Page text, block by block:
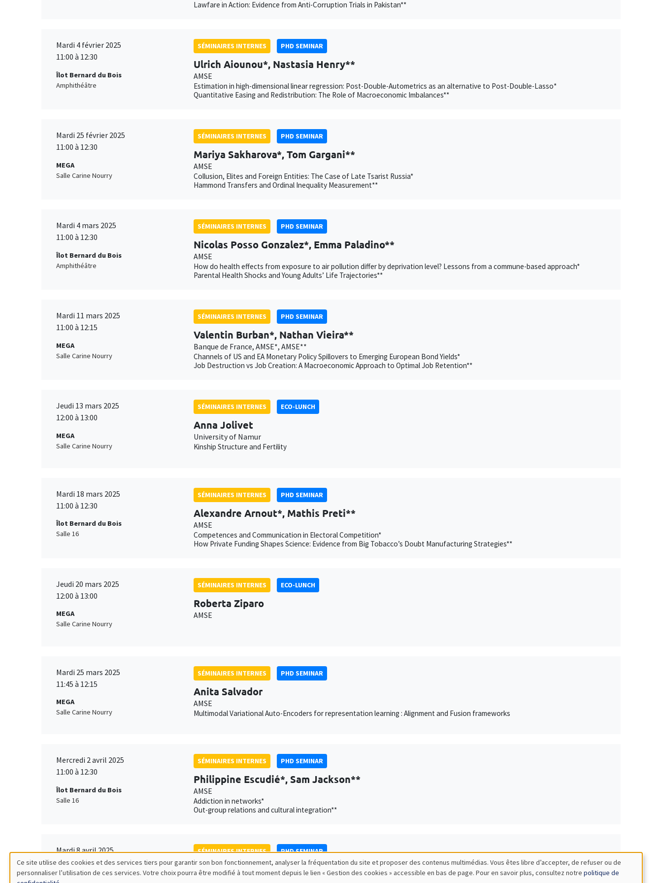
Lawfare in Action: Evidence from Anti-Corruption Trials in Pakistan**
Mardi 4 février 2025
11:00 à 12:30
Îlot Bernard du Bois
Amphithéâtre
SÉMINAIRES INTERNES PHD SEMINAR
Ulrich Aiounou*, Nastasia Henry**
AMSE
Estimation in high-dimensional linear regression: Post-Double-Autometrics as an alternative to Post-Double-Lasso*
Quantitative Easing and Redistribution: The Role of Macroeconomic Imbalances**
Mardi 25 février 2025
11:00 à 12:30
MEGA
Salle Carine Nourry
SÉMINAIRES INTERNES PHD SEMINAR
Mariya Sakharova*, Tom Gargani**
AMSE
Collusion, Elites and Foreign Entities: The Case of Late Tsarist Russia*
Hammond Transfers and Ordinal Inequality Measurement**
Mardi 4 mars 2025
11:00 à 12:30
Îlot Bernard du Bois
Amphithéâtre
SÉMINAIRES INTERNES PHD SEMINAR
Nicolas Posso Gonzalez*, Emma Paladino**
AMSE
How do health effects from exposure to air pollution differ by deprivation level? Lessons from a commune-based approach*
Parental Health Shocks and Young Adults’ Life Trajectories**
Mardi 11 mars 2025
11:00 à 12:15
MEGA
Salle Carine Nourry
SÉMINAIRES INTERNES PHD SEMINAR
Valentin Burban*, Nathan Vieira**
Banque de France, AMSE*, AMSE**
Channels of US and EA Monetary Policy Spillovers to Emerging European Bond Yields*
Job Destruction vs Job Creation: A Macroeconomic Approach to Optimal Job Retention**
Jeudi 13 mars 2025
12:00 à 13:00
MEGA
Salle Carine Nourry
SÉMINAIRES INTERNES ECO-LUNCH
Anna Jolivet
University of Namur
Kinship Structure and Fertility
Mardi 18 mars 2025
11:00 à 12:30
Îlot Bernard du Bois
Salle 16
SÉMINAIRES INTERNES PHD SEMINAR
Alexandre Arnout*, Mathis Preti**
AMSE
Competences and Communication in Electoral Competition*
How Private Funding Shapes Science: Evidence from Big Tobacco’s Doubt Manufacturing Strategies**
Jeudi 20 mars 2025
12:00 à 13:00
MEGA
Salle Carine Nourry
SÉMINAIRES INTERNES ECO-LUNCH
Roberta Ziparo
AMSE
Mardi 25 mars 2025
11:45 à 12:15
MEGA
Salle Carine Nourry
SÉMINAIRES INTERNES PHD SEMINAR
Anita Salvador
AMSE
Multimodal Variational Auto-Encoders for representation learning : Alignment and Fusion frameworks
Mercredi 2 avril 2025
11:00 à 12:30
Îlot Bernard du Bois
Salle 16
SÉMINAIRES INTERNES PHD SEMINAR
Philippine Escudié*, Sam Jackson**
AMSE
Addiction in networks*
Out-group relations and cultural integration**
Mardi 8 avril 2025
11:00 à 12:30
Îlot Bernard du Bois
SÉMINAIRES INTERNES PHD SEMINAR
Mathilde Esposito*, Johannes Schrön**
Ce site utilise des cookies et des services tiers pour garantir son bon fonctionnement, analyser la fréquentation du site et proposer des contenus multimédias. Vous êtes libre d’accepter, de refuser ou de
personnaliser l’utilisation de ces services. Votre choix pourra être modifié à tout moment depuis le lien « Gestion des cookies » accessible en bas de page. Pour en savoir plus, consultez notre politique de